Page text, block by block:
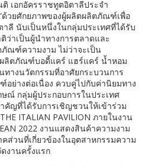
เอกอัครราชทูตอิตาลีประจำ
ด้วยศักยภาพของผู้ผลิตผลิตภัณฑ์เพื่อ
าลี นับเป็นหนึ่งในกลุ่มประเทศที่ได้รับ
ว่าเป็นผู้นำทางการตลาดและ
ณฑ์ความงาม ไม่ว่าจะเป็น
ลิตภัณฑ์บอดี้แคร์ แฮร์แคร์ น้ำหอม
างนวัตกรรมที่อาศัยกระบวนการ
ย่างต่อเนื่อง ควบคู่ไปกับค่านิยมทาง
ณ์ กลุ่มผู้ประกอบการในประเทศ
คัญที่ได้รับการเชิญชวนให้เข้าร่วม
ITALIAN PAVILION ภายในงาน
2022 งานแสดงสินค้าความงาม
ส่วนที่เกี่ยวข้องในอุตสาหกรรมความ
งานครั้งแรก